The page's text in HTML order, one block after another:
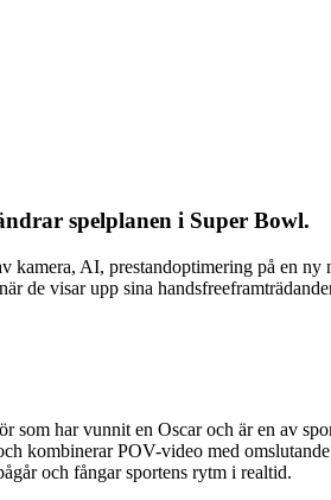
spelplanen i Super Bowl.
kamera, AI, prestandoptimering på en
de visar upp sina
som har vunnit en Oscar och är en av
kombinerar POV-video med
och fångar sportens rytm i realtid.